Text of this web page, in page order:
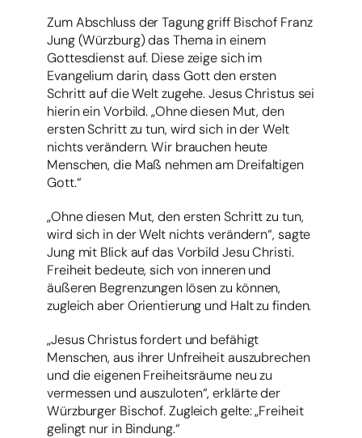
Zum Abschluss der Tagung griff Bischof Franz
Jung (Würzburg) das Thema in einem
Gottesdienst auf. Diese zeige sich im
Evangelium darin, dass Gott den ersten
Schritt auf die Welt zugehe. Jesus Christus sei
hierin ein Vorbild. „Ohne diesen Mut, den
ersten Schritt zu tun, wird sich in der Welt
nichts verändern. Wir brauchen heute
Menschen, die Maß nehmen am Dreifaltigen
Gott.“
„Ohne diesen Mut, den ersten Schritt zu tun,
wird sich in der Welt nichts verändern“, sagte
Jung mit Blick auf das Vorbild Jesu Christi.
Freiheit bedeute, sich von inneren und
äußeren Begrenzungen lösen zu können,
zugleich aber Orientierung und Halt zu finden.
„Jesus Christus fordert und befähigt
Menschen, aus ihrer Unfreiheit auszubrechen
und die eigenen Freiheitsräume neu zu
vermessen und auszuloten“, erklärte der
Würzburger Bischof. Zugleich gelte: „Freiheit
gelingt nur in Bindung.“